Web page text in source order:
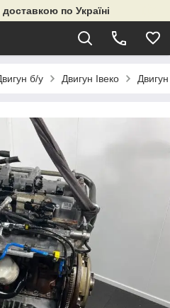
по Україні
б/у Двигун Івеко